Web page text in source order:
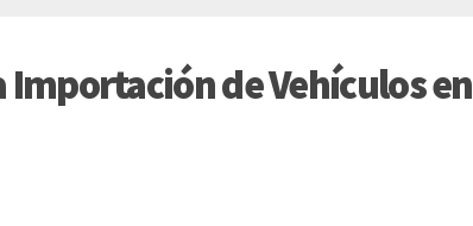
de Vehículos en